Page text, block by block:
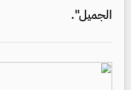
الجميل".